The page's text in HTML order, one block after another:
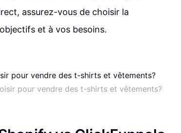
assurez-vous de choisir la
et à vos besoins.
pour vendre des t-shirts et vêtements?